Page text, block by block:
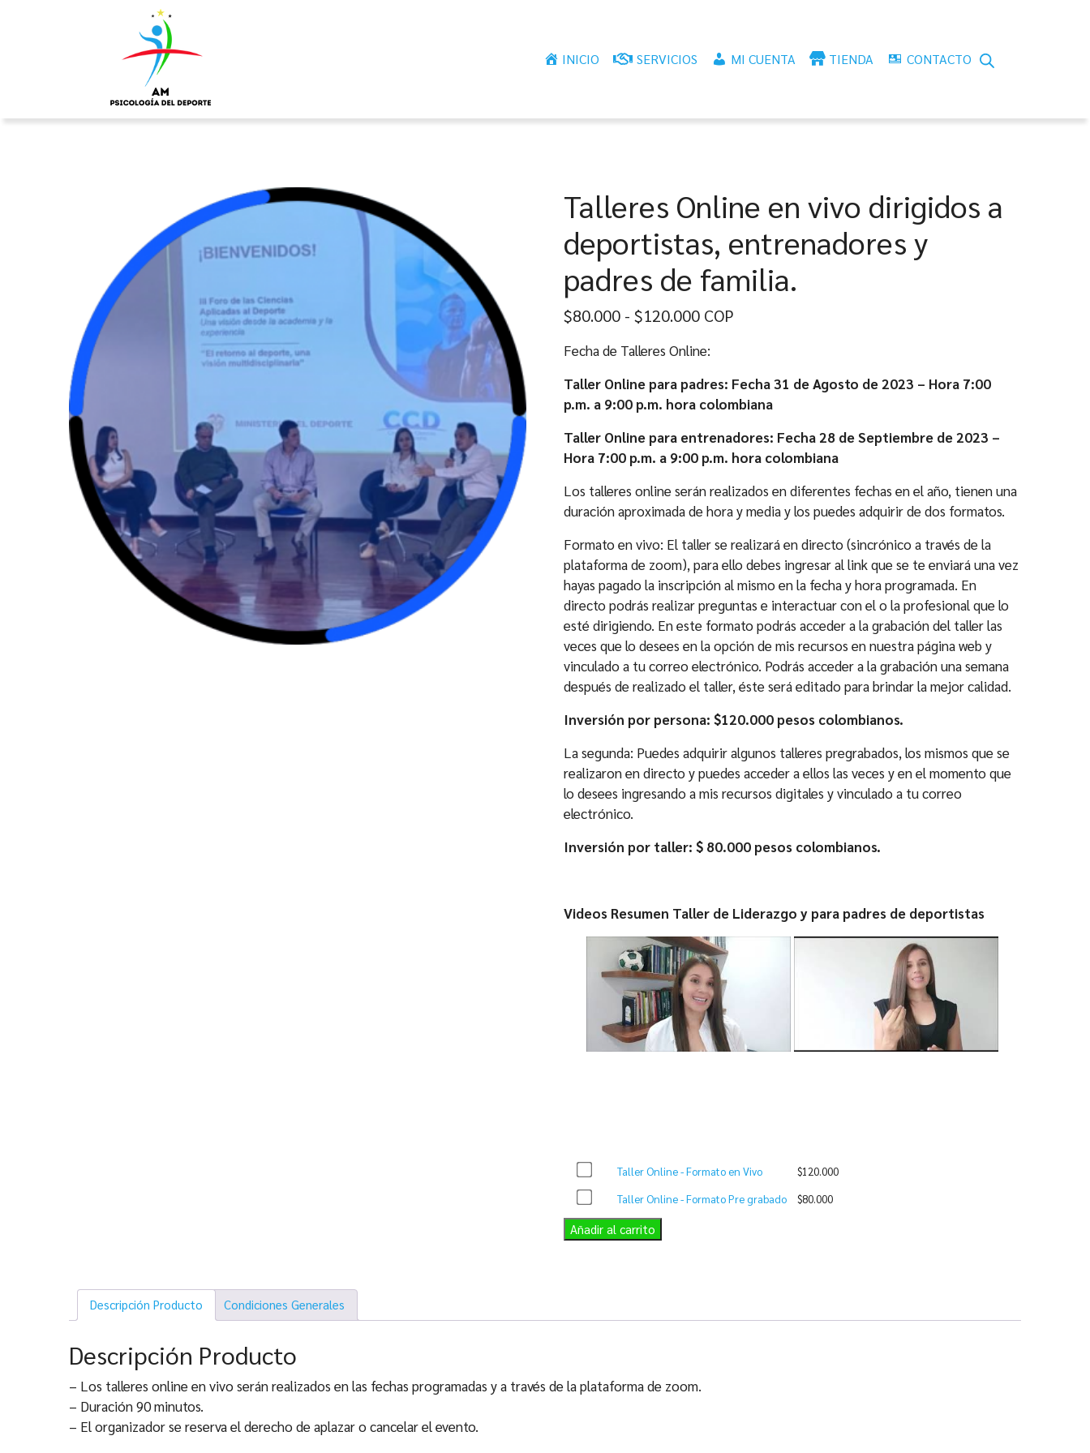
INICIO SERVICIOS MI CUENTA TIENDA CONTACTO
Talleres Online en vivo dirigidos a
deportistas, entrenadores y
padres de familia.
$80.000 - $120.000Rango
precios:
desde
$80.000
hasta
$120.000
COP
Fecha de Talleres Online:
Taller Online para padres: Fecha 31 de Agosto de 2023 – Hora 7:00
p.m. a 9:00 p.m. hora colombiana
Taller Online para entrenadores: Fecha 28 de Septiembre de 2023 –
Hora 7:00 p.m. a 9:00 p.m. hora colombiana
Los talleres online serán realizados en diferentes fechas en el año, tienen una
duración aproximada de hora y media y los puedes adquirir de dos formatos.
Formato en vivo: El taller se realizará en directo (sincrónico a través de la
plataforma de zoom), para ello debes ingresar al link que se te enviará una vez
hayas pagado la inscripción al mismo en la fecha y hora programada. En
directo podrás realizar preguntas e interactuar con el o la profesional que lo
esté dirigiendo. En este formato podrás acceder a la grabación del taller las
veces que lo desees en la opción de mis recursos en nuestra página web y
vinculado a tu correo electrónico. Podrás acceder a la grabación una semana
después de realizado el taller, éste será editado para brindar la mejor calidad.
Inversión por persona: $120.000 pesos colombianos.
La segunda: Puedes adquirir algunos talleres pregrabados, los mismos que se
realizaron en directo y puedes acceder a ellos las veces y en el momento que
lo desees ingresando a mis recursos digitales y vinculado a tu correo
electrónico.
Inversión por taller: $ 80.000 pesos colombianos.
Videos Resumen Taller de Liderazgo y para padres de deportistas
Taller Online - Formato en Vivo $120.000
Taller Online - Formato Pre grabado
$80.000
Añadir al carrito
Descripción Producto Condiciones Generales
Descripción Producto
– Los talleres online en vivo serán realizados en las fechas programadas y a través de la plataforma de zoom.
– Duración 90 minutos.
– El organizador se reserva el derecho de aplazar o cancelar el evento.